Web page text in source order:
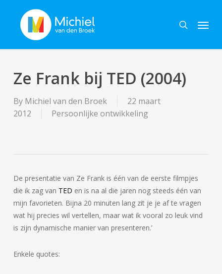
search
Menu
Ze Frank bij TED (2004)
By Michiel van den Broek
22 maart
2012
Persoonlijke ontwikkeling
De presentatie van Ze Frank is één van de eerste filmpjes
die ik zag van TED en is na al die jaren nog steeds één van
mijn favorieten. Bijna 20 minuten lang zit je je af te vragen
wat hij precies wil vertellen, maar wat ik vooral zo leuk vind
is zijn dynamische manier van presenteren.’
Enkele quotes: